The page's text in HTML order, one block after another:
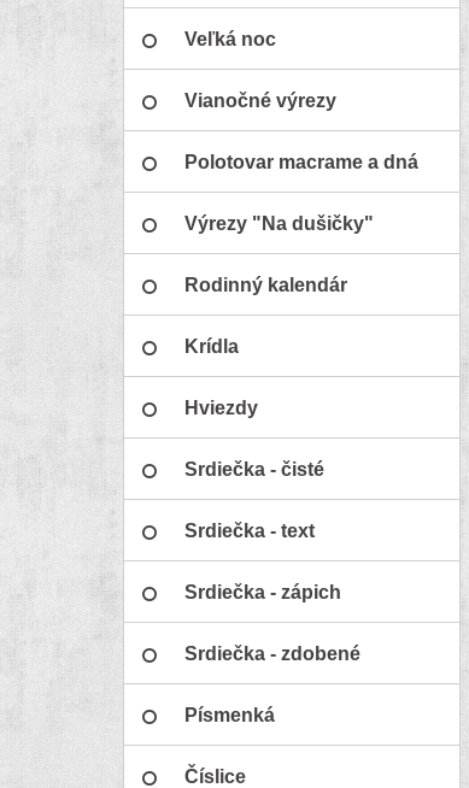
Veľká noc
Vianočné výrezy
Polotovar macrame a dná
Výrezy "Na dušičky"
Rodinný kalendár
Krídla
Hviezdy
Srdiečka - čisté
Srdiečka - text
Srdiečka - zápich
Srdiečka - zdobené
Písmenká
Číslice